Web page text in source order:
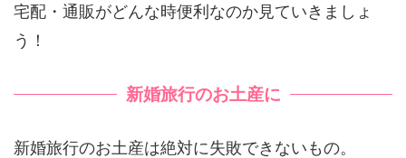
宅配・通販がどんな時便利なのか見ていきましょ
う！
新婚旅行のお土産に
新婚旅行のお土産は絶対に失敗できないもの。